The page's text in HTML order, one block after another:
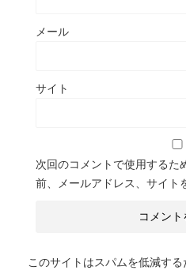
メール
サイト
次回のコメントで使用するた
前、メールアドレス、サイト
このサイトはスパムを低減す